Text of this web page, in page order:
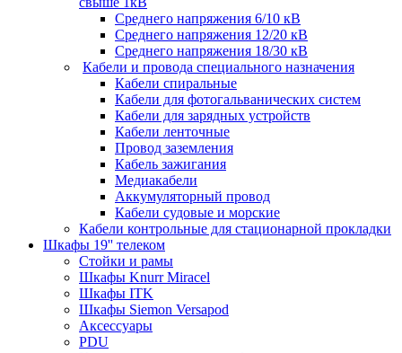
Среднего напряжения 6/10 кВ
Среднего напряжения 12/20 кВ
Среднего напряжения 18/30 кВ
Кабели и провода специального назначения
Кабели спиральные
Кабели для фотогальванических систем
Кабели для зарядных устройств
Кабели ленточные
Провод заземления
Кабель зажигания
Медиакабели
Аккумуляторный провод
Кабели судовые и морские
Кабели контрольные для стационарной прокладки
Шкафы 19'' телеком
Стойки и рамы
Шкафы Knurr Miracel
Шкафы ITK
Шкафы Siemon Versapod
Аксессуары
PDU